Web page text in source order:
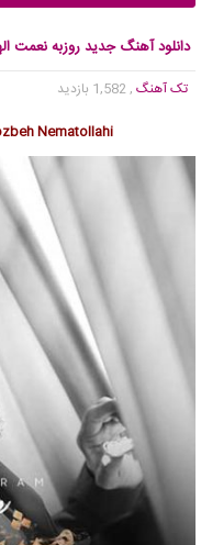
دانلود آهنگ جدید روزبه نعمت
تک آهنگ , 1,582 بازدید
Nematollahi